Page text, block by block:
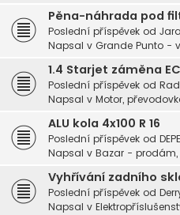
Pěna-náhrada pod
Poslední příspěvek od
Napsal v Grande Punto -
1.4 Starjet záměna
Poslední příspěvek od
Napsal v Motor,
ALU kola 4x100 R 16
Poslední příspěvek od DEPE
Napsal v Bazar -
Vyhřívání zadního
Poslední příspěvek od
Napsal v